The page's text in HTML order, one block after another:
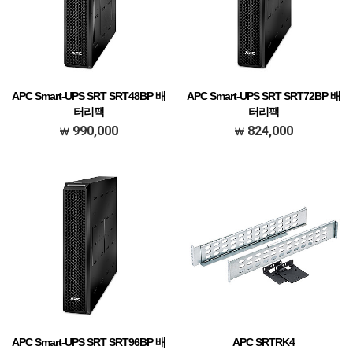
APC Smart-UPS SRT SRT48BP 배
터리팩
APC Smart-UPS SRT 48V 1kVA Battery
990,000
APC Smart-UPS SRT SRT72BP 배
터리팩
APC Smart-UPS SRT 72V 2.2kVA Battery
824,000
APC Smart-UPS SRT SRT96BP 배
APC SRTRK4